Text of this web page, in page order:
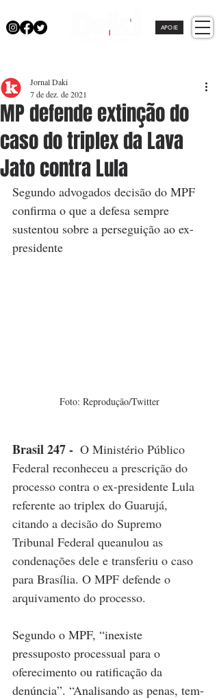
APOIE
MP defende extinção do
caso do triplex da Lava
Jato contra Lula
Jornal Daki
7 de dez. de 2021
Segundo advogados decisão do MPF
confirma o que a defesa sempre
sustentou sobre a perseguição ao ex-
presidente
Foto: Reprodução/Twitter
Brasil 247 - O Ministério Público
Federal reconheceu a prescrição do
processo contra o ex-presidente Lula
referente ao triplex do Guarujá,
citando a decisão do Supremo
Tribunal Federal queanulou as
condenações dele e transferiu o caso
para Brasília. O MPF defende o
arquivamento do processo.
Segundo o MPF, “inexiste
pressuposto processual para o
oferecimento ou ratificação da
denúncia”. “Analisando as penas, tem-